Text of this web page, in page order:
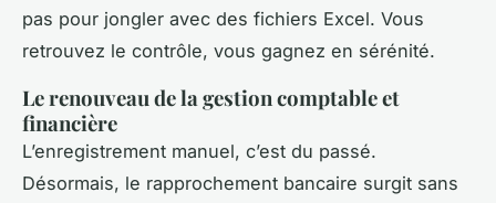
pas pour jongler avec des fichiers Excel. Vous
retrouvez le contrôle, vous gagnez en sérénité.
Le renouveau de la gestion comptable et
financière
L’enregistrement manuel, c’est du passé.
Désormais, le rapprochement bancaire surgit sans